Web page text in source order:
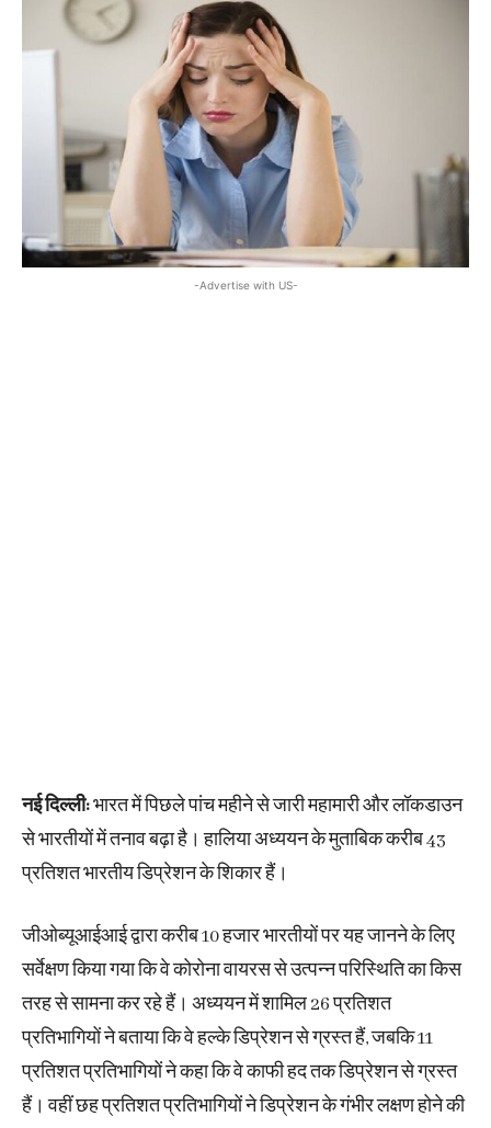
-Advertise with US-
नई दिल्ली:भारत में पिछले पांच महीने से जारी महामारी और लॉकडाउन
से भारतीयों में तनाव बढ़ा है। हालिया अध्ययन के मुताबिक करीब 43
प्रतिशत भारतीय डिप्रेशन के शिकार हैं।
जीओब्यूआईआई द्वारा करीब 10 हजार भारतीयों पर यह जानने के लिए
सर्वेक्षण किया गया कि वे कोरोना वायरस से उत्पन्न परिस्थिति का किस
तरह से सामना कर रहे हैं। अध्ययन में शामिल 26 प्रतिशत
प्रतिभागियों ने बताया कि वे हल्के डिप्रेशन से ग्रस्त हैं, जबकि 11
प्रतिशत प्रतिभागियों ने कहा कि वे काफी हद तक डिप्रेशन से ग्रस्त
हैं। वहीं छह प्रतिशत प्रतिभागियों ने डिप्रेशन के गंभीर लक्षण होने की